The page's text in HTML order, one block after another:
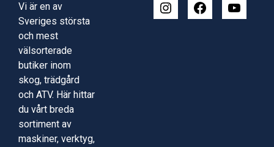
Vi är en av
Sveriges största
och mest
välsorterade
butiker inom
skog, trädgård
och ATV. Här hittar
du vårt breda
sortiment av
maskiner, verktyg,